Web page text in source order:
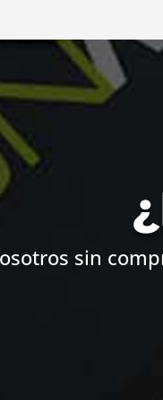
sin